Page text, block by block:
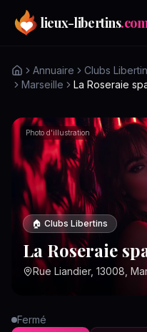
Aller au contenu principal
lieux-libertins
Annuaire Clubs
Marseille
La Roseraie
Photo d'illustration
🏠 Clubs Libertins
La Roseraie
Rue Liandier, 13008,
Fermé